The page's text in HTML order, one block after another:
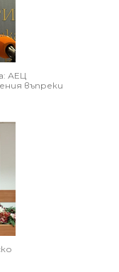
АЕЦ
въпреки